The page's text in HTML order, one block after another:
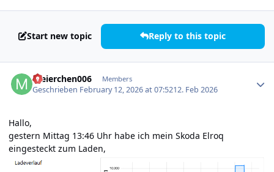
Start new topic Reply to this topic
meierchen006 Members
Geschrieben February 12, 2026 at 07:5212. Feb 2026
Hallo,
gestern Mittag 13:46 Uhr habe ich mein Skoda Elroq
eingesteckt zum Laden,